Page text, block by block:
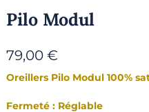
Pilo Modul
79,00 €
Oreillers Pilo Modul 100%
Fermeté : Réglable